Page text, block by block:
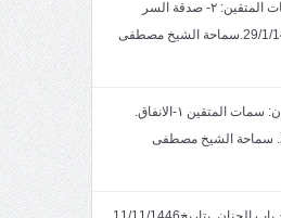
خطبة الجمعة: سمات المتقين: ٢- صدقة السر
والعلن.. بتاريخ29/1/1446.سماحة الشيخ مصطفى
خطبة الجمعة بعنوان: سمات المتقين ١-الانفاق.
بتاريخ24/12/1446. سماحة الشيخ مصطفى